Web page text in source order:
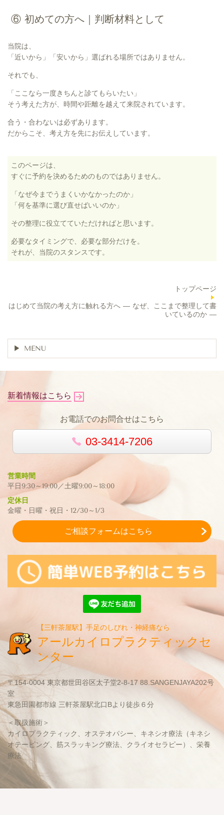
⑥ 初めての方へ｜判断材料として
当院は、
「近いから」「安いから」選ばれる場所ではありません。
それでも、
「ここなら一度きちんと診てもらいたい」
そう考えた方が、時間や距離を越えて来院されています。
合う・合わないは必ずあります。
だからこそ、考え方を先にお伝えしています。
このページは、
すぐに予約を決めるためのものではありません。
「なぜ今までうまくいかなかったのか」
「何を基準に選び直せばいいのか」
その整理に役立てていただければと思います。
必要なタイミングで、必要な部分だけを。
それが、当院のスタンスです。
トップページ
はじめて当院の考え方に触れる方へ ― なぜ、ここまで整理して書
いているのか ―
MENU
新着情報はこちら
お電話でのお問合せはこちら
03-3414-7206
営業時間
平日9:30～19:00／土曜9:00～18:00
定休日
金曜・日曜・祝日・12/30～1/3
ご相談フォームはこちら
【三軒茶屋駅】手足のしびれ・神経痛なら
アールカイロプラクティックセ
ンター
〒154-0004 東京都世田谷区太子堂2-8-17 88.SANGENJAYA202号
室
東急田園都市線 三軒茶屋駅北口Bより徒歩６分
＜取扱施術＞
カイロプラクティック、オステオパシー、キネシオ療法（キネシ
オテーピング、筋スラッキング療法、クライオセラピー）、栄養
療法